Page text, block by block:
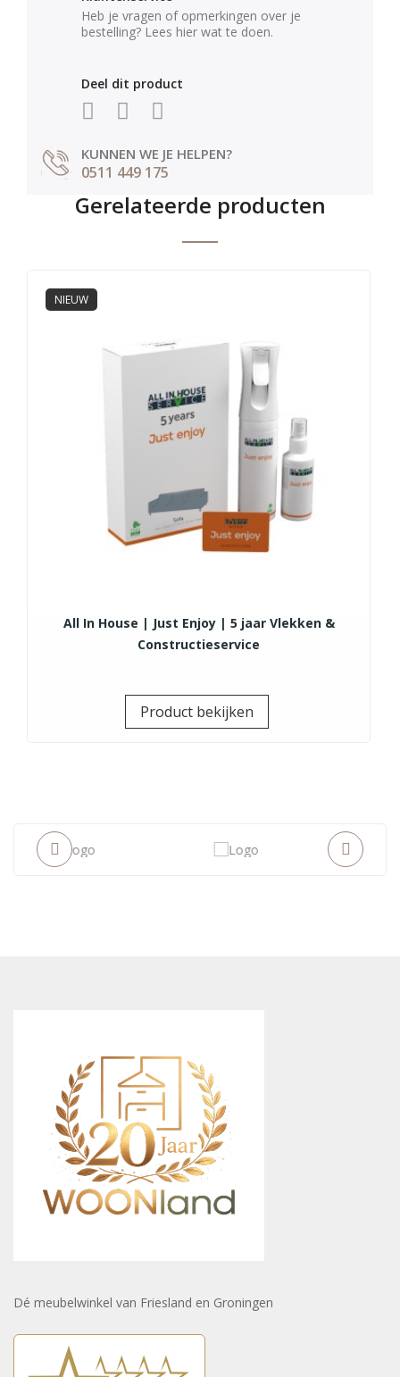
Heb je vragen of opmerkingen over je
bestelling? Lees hier wat te doen.
Deel dit product
KUNNEN WE JE HELPEN?
0511 449 175
Gerelateerde producten
NIEUW
All In House | Just Enjoy | 5 jaar Vlekken &
Constructieservice
Product bekijken
Dé meubelwinkel van Friesland en Groningen